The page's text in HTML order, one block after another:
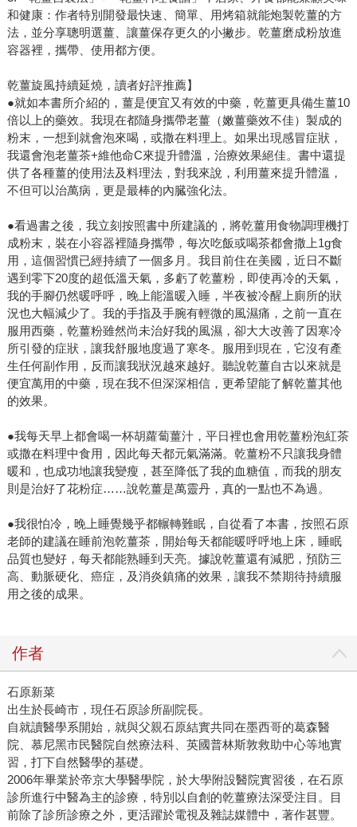
和健康：作者特別開發最快速、簡單、用烤箱就能炮製乾薑的方
法，並分享聰明選薑、讓薑保存更久的小撇步。乾薑磨成粉放進
容器裡，攜帶、使用都方便。
乾薑旋風持續延燒，讀者好評推薦】
●就如本書所介紹的，薑是便宜又有效的中藥，乾薑更具備生薑10
倍以上的藥效。我現在都隨身攜帶老薑（嫩薑藥效不佳）製成的
粉末，一想到就會泡來喝，或撒在料理上。如果出現感冒症狀，
我還會泡老薑茶+維他命C來提升體溫，治療效果絕佳。書中還提
供了各種薑的使用法及料理法，對我來說，利用薑來提升體溫，
不但可以治萬病，更是最棒的內臓強化法。
●看過書之後，我立刻按照書中所建議的，將乾薑用食物調理機打
成粉末，裝在小容器裡隨身攜帶，每次吃飯或喝茶都會撒上1g食
用，這個習慣已經持續了一個多月。我目前住在美國，近日不斷
遇到零下20度的超低溫天氣，多虧了乾薑粉，即使再冷的天氣，
我的手腳仍然暖呼呼，晚上能溫暖入睡，半夜被冷醒上廁所的狀
況也大幅減少了。我的手指及手腕有輕微的風濕痛，之前一直在
服用西藥，乾薑粉雖然尚未治好我的風濕，卻大大改善了因寒冷
所引發的症狀，讓我舒服地度過了寒冬。服用到現在，它沒有產
生任何副作用，反而讓我狀況越來越好。聽說乾薑自古以來就是
便宜萬用的中藥，現在我不但深深相信，更希望能了解乾薑其他
的效果。
●我每天早上都會喝一杯胡蘿蔔薑汁，平日裡也會用乾薑粉泡紅茶
或撒在料理中食用，因此每天都元氣滿滿。乾薑粉不只讓我身體
暖和，也成功地讓我變瘦，甚至降低了我的血糖值，而我的朋友
則是治好了花粉症……說乾薑是萬靈丹，真的一點也不為過。
●我很怕冷，晚上睡覺幾乎都輾轉難眠，自從看了本書，按照石原
老師的建議在睡前泡乾薑茶，開始每天都能暖呼呼地上床，睡眠
品質也變好，每天都能熟睡到天亮。據說乾薑還有減肥，預防三
高、動脈硬化、癌症，及消炎鎮痛的效果，讓我不禁期待持續服
用之後的成果。
作者
石原新菜
出生於長崎市，現任石原診所副院長。
自就讀醫學系開始，就與父親石原結實共同在墨西哥的葛森醫
院、慕尼黑市民醫院自然療法科、英國普林斯敦救助中心等地實
習，打下自然醫學的基礎。
2006年畢業於帝京大學醫學院，於大學附設醫院實習後，在石原
診所進行中醫為主的診療，特別以自創的乾薑療法深受注目。目
前除了診所診療之外，更活躍於電視及雜誌媒體中，著作甚豐。